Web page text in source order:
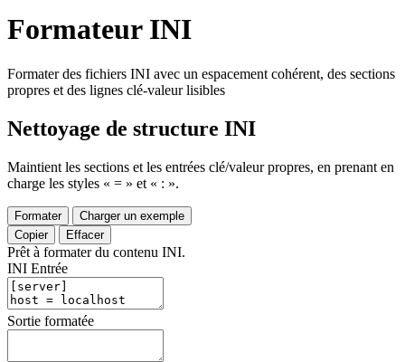
Formateur INI
Formater des fichiers INI avec un espacement cohérent, des sections
propres et des lignes clé-valeur lisibles
Nettoyage de structure INI
Maintient les sections et les entrées clé/valeur propres, en prenant en
charge les styles « = » et « : ».
Formater
Charger un exemple
Copier
Effacer
Prêt à formater du contenu INI.
INI Entrée
Sortie formatée